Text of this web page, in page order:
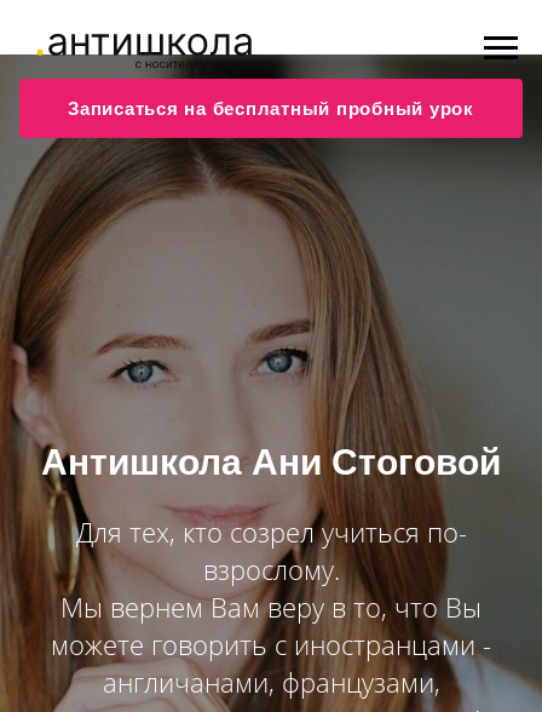
Антишкола Ани Стоговой
Для тех, кто созрел учиться по-
взрослому.
Мы вернем Вам веру в то, что Вы
можете говорить с иностранцами -
англичанами, французами,
Записаться на бесплатный пробный урок